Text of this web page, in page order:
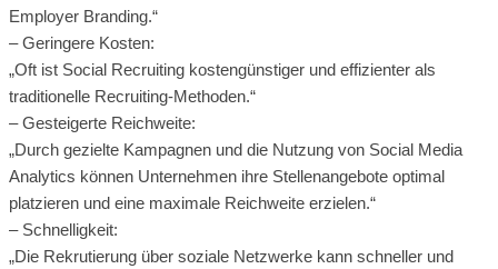
Employer Branding.“
– Geringere Kosten:
„Oft ist Social Recruiting kostengünstiger und effizienter als
traditionelle Recruiting-Methoden.“
– Gesteigerte Reichweite:
„Durch gezielte Kampagnen und die Nutzung von Social Media
Analytics können Unternehmen ihre Stellenangebote optimal
platzieren und eine maximale Reichweite erzielen.“
– Schnelligkeit:
„Die Rekrutierung über soziale Netzwerke kann schneller und